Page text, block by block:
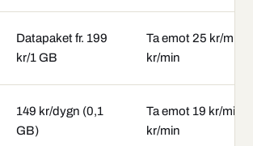
Datapaket fr. 199
kr/1 GB
Ta emot 25 kr/min
kr/min
149 kr/dygn (0,1
GB)
Ta emot 19 kr/min ·
kr/min